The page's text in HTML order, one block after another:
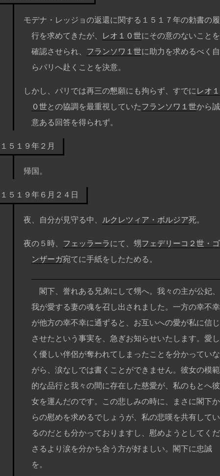
モデナ・レッジョの返還に関する１５１７年の勅書の履
行を求めてきたが、
レオ１０世にその意のないことを
確認させられ、 フランソワ１世に助力を求めるべく自
らパリへ赴くことを決意。
しかし、パリでは再三の懇願にも拘らず、すでに レオ１
０世との協調を最重視していたフランソワ１世から誠
意ある回答を得られず。
１５１９年２月
帰国。
１５１９年６月２４日
夜、自分が見守る中、 ルクレツィア・ボルジア死。
夜の５時、 フェッラーラにて、甥フェデリーコ２世・ゴ
ンザーガ宛てに手紙をしたためる。
閣下、誉れある兄弟にして甥へ。我々の主が公妃、
我が愛する妻の魂を召し出されました。一方の幸不幸
が他方の幸不幸に通ずると、お互いへの愛が私に信じ
させたという事実を、急ぎお知らせいたします。愛し
く優しい伴侶が奪われてしまったことを分かっていな
がら、涙なしでは書くことができません。彼女の模範
的な品行と我々の間に存在した慈愛が、私のもとへ彼
女を運んだのです。この悲しみの時に、まさに閣下か
らの慰めを求めるでしょうが、私の悲嘆を共有してい
るのだとも分かっておりますし、慰めようとしてくだ
さるより涙を分かち合う方が好ましい。閣下に忠誠
を。